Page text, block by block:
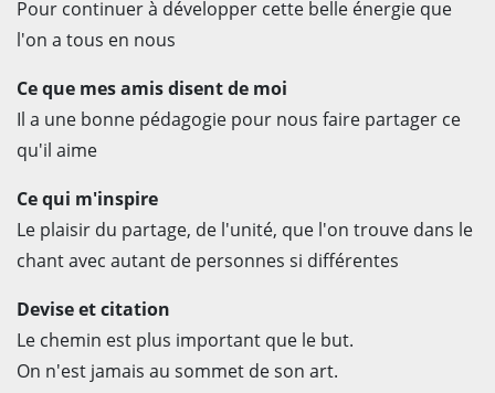
Pour continuer à développer cette belle énergie que
l'on a tous en nous
Ce que mes amis disent de moi
Il a une bonne pédagogie pour nous faire partager ce
qu'il aime
Ce qui m'inspire
Le plaisir du partage, de l'unité, que l'on trouve dans le
chant avec autant de personnes si différentes
Devise et citation
Le chemin est plus important que le but.
On n'est jamais au sommet de son art.